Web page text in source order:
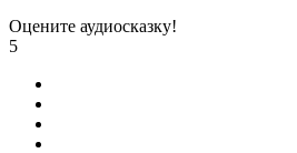
Оцените аудиосказку!
5